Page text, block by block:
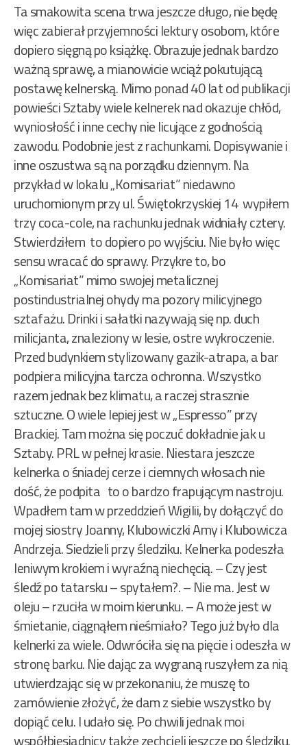
Ta smakowita scena trwa jeszcze długo, nie będę
więc zabierał przyjemności lektury osobom, które
dopiero sięgną po książkę. Obrazuje jednak bardzo
ważną sprawę, a mianowicie wciąż pokutującą
postawę kelnerską. Mimo ponad 40 lat od publikacji
powieści Sztaby wiele kelnerek nad okazuje chłód,
wyniosłość i inne cechy nie licujące z godnością
zawodu. Podobnie jest z rachunkami. Dopisywanie i
inne oszustwa są na porządku dziennym. Na
przykład w lokalu „Komisariat” niedawno
uruchomionym przy ul. Świętokrzyskiej 14 wypiłem
trzy coca-cole, na rachunku jednak widniały cztery.
Stwierdziłem to dopiero po wyjściu. Nie było więc
sensu wracać do sprawy. Przykre to, bo
„Komisariat” mimo swojej metalicznej
postindustrialnej ohydy ma pozory milicyjnego
sztafażu. Drinki i sałatki nazywają się np. duch
milicjanta, znaleziony w lesie, ostre wykroczenie.
Przed budynkiem stylizowany gazik-atrapa, a bar
podpiera milicyjna tarcza ochronna. Wszystko
razem jednak bez klimatu, a raczej strasznie
sztuczne. O wiele lepiej jest w „Espresso” przy
Brackiej. Tam można się poczuć dokładnie jak u
Sztaby. PRL w pełnej krasie. Niestara jeszcze
kelnerka o śniadej cerze i ciemnych włosach nie
dość, że podpita to o bardzo frapującym nastroju.
Wpadłem tam w przeddzień Wigilii, by dołączyć do
mojej siostry Joanny, Klubowiczki Amy i Klubowicza
Andrzeja. Siedzieli przy śledziku. Kelnerka podeszła
leniwym krokiem i wyraźną niechęcią. – Czy jest
śledź po tatarsku – spytałem?. – Nie ma. Jest w
oleju – rzuciła w moim kierunku. – A może jest w
śmietanie, ciągnąłem nieśmiało? Tego już było dla
kelnerki za wiele. Odwróciła się na pięcie i odeszła w
stronę barku. Nie dając za wygraną ruszyłem za nią
utwierdzając się w przekonaniu, że muszę to
zamówienie złożyć, że dam z siebie wszystko by
dopiąć celu. I udało się. Po chwili jednak moi
współbiesiadnicy także zechcieli jeszcze po śledziku.